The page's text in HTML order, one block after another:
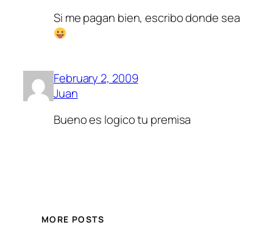
Si me pagan bien, escribo donde sea
February 2, 2009
Juan
Bueno es logico tu premisa
MORE POSTS